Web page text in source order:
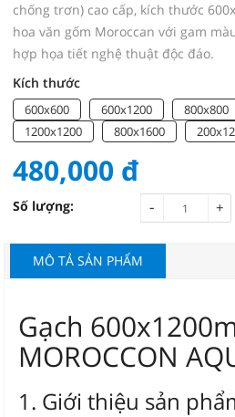
chống trơn) cao cấp, kích thước
hoa văn gốm Moroccan với gam
hợp họa tiết nghệ thuật độc đáo.
Kích thước
600x600 600x1200 800x800
1200x1200
800x1600
480,000 đ
Số lượng: +
-
MÔ TẢ SẢN PHẨM
Gạch
MOROCCON
1. Giới thiệu sản